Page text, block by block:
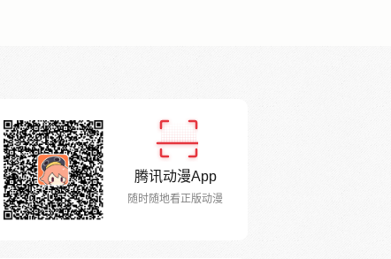
腾讯动漫App
随时随地看正版动漫